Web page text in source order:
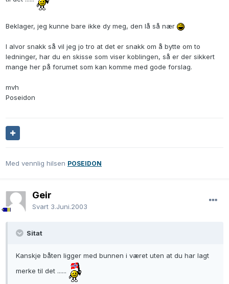
Beklager, jeg kunne bare ikke dy meg, den lå så nær
I alvor snakk så vil jeg jo tro at det er snakk om å bytte om to
ledninger, har du en skisse som viser koblingen, så er der sikkert
mange her på forumet som kan komme med gode forslag.
mvh
Poseidon
Med vennlig hilsen POSEIDON
Geir
Svart 3.Juni.2003
Sitat
Kanskje båten ligger med bunnen i været uten at du har lagt
merke til det ......